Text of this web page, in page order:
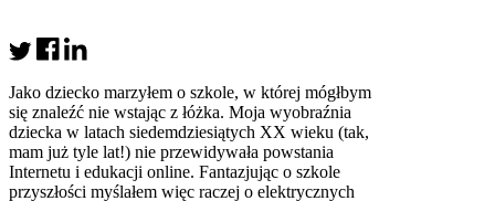
Jako dziecko marzyłem o szkole, w której mógłbym
się znaleźć nie wstając z łóżka. Moja wyobraźnia
dziecka w latach siedemdziesiątych XX wieku (tak,
mam już tyle lat!) nie przewidywała powstania
Internetu i edukacji online. Fantazjując o szkole
przyszłości myślałem więc raczej o elektrycznych